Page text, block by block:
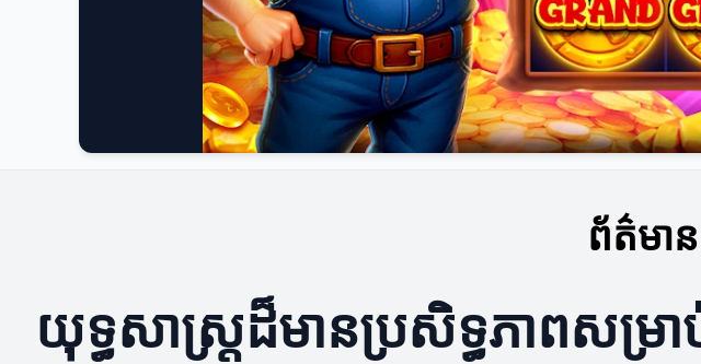
ព័ត៌មា
យុទ្ធសាស្ត្រដ៏មានប្រសិទ្ធភាពសម្រ